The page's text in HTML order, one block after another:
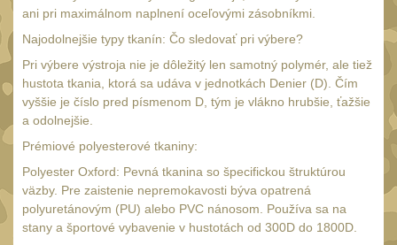
Accushot
Accushot Tactical
Accushot Precision3
Hunter
BugBuster4
Kolimátory 16
Schmidt&Bender 3
Delta Optical
ani pri maximálnom naplnení oceľovými zásobníkmi.
Najodolnejšie typy tkanín: Čo sledovať pri výbere?
Pri výbere výstroja nie je dôležitý len samotný polymér, ale tiež
hustota tkania, ktorá sa udáva v jednotkách Denier (D). Čím
vyššie je číslo pred písmenom D, tým je vlákno hrubšie, ťažšie
a odolnejšie.
Prémiové polyesterové tkaniny:
Polyester Oxford: Pevná tkanina so špecifickou štruktúrou
väzby. Pre zaistenie nepremokavosti býva opatrená
polyuretánovým (PU) alebo PVC nánosom. Používa sa na
stany a športové vybavenie v hustotách od 300D do 1800D.